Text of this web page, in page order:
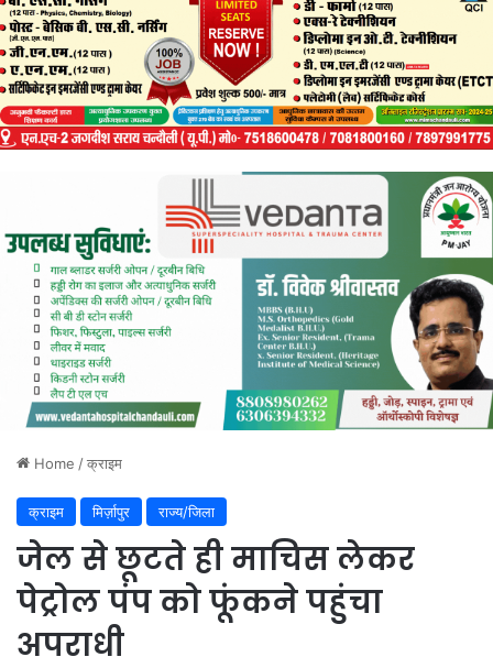
Home /क्राइम
क्राइम मिर्ज़ापुर राज्य/जिला
जेल से छूटते ही माचिस लेकर
पेट्रोल पंप को फूंकने पहुंचा
अपराधी